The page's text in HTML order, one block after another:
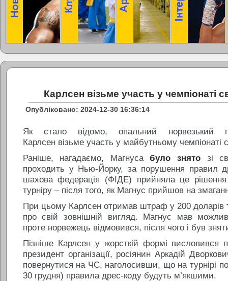
Карлсен візьме участь у чемпіонаті
Опубліковано: 2024-12-30 16:36:14
Як стало відомо, опальний норвезький
Карлсен візьме участь у майбутньому чемпіонаті
Раніше, нагадаємо, Магнусабуло знято зі
проходить у Нью-Йорку, за порушення правил
шахова федерація (ФІДЕ) прийняла це
турніру – після того, як Магнус прийшов на
При цьому Карлсен отримав штраф у 200 доларів
про свій зовнішній вигляд. Магнус мав
проте норвежець відмовився, після чого і був
Пізніше Карлсен у жорсткій формі
президент організації, росіянин Аркадій
повернутися на ЧС, наголосивши, що на турнірі
30 грудня) правила дрес-коду будуть м’якшими.